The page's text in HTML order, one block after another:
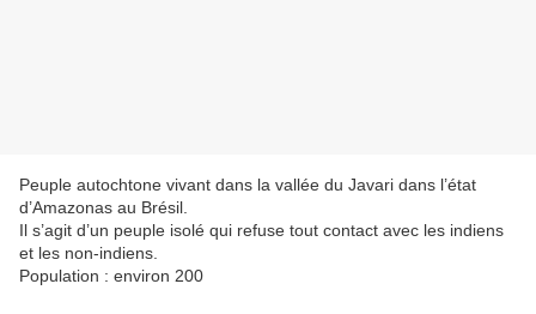
Peuple autochtone vivant dans la vallée du Javari dans l’état
d’Amazonas au Brésil.
Il s’agit d’un peuple isolé qui refuse tout contact avec les indiens
et les non-indiens.
Population : environ 200